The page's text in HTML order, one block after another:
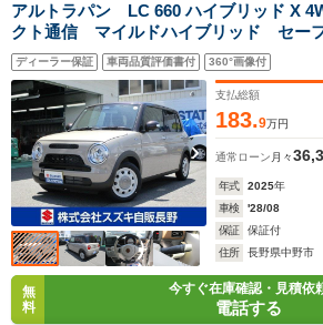
アルトラパン LC 660 ハイブリッド X
クト通信 マイルドハイブリッド セー
トシステム LEDヘッドライト オート
ィオレス仕様車 4WD 禁煙車
ディーラー保証 車両品質評価書付 360°画像付
支払総額
183.9万円
通常ローン 月々
年式 2025年
車検
'28/08
保証
保証付
住所
長野県中野市
無
料
今すぐ在庫確認・見積依
電話する